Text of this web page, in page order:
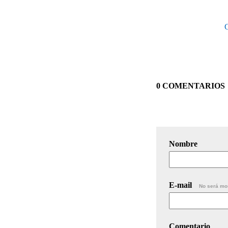
0 COMENTARIOS
Nombre
E-mail No será
Comentario